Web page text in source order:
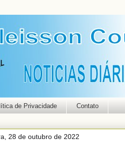
de Privacidade Contato
28 de outubro de 2022